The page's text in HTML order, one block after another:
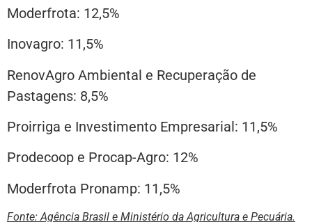
Moderfrota: 12,5%
Inovagro: 11,5%
RenovAgro Ambiental e Recuperação de
Pastagens: 8,5%
Proirriga e Investimento Empresarial: 11,5%
Prodecoop e Procap-Agro: 12%
Moderfrota Pronamp: 11,5%
Fonte: Agência Brasil e Ministério da Agricultura e Pecuária.